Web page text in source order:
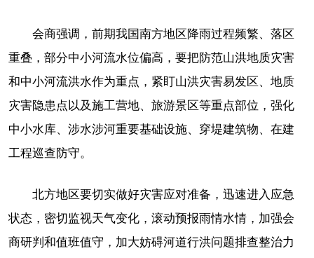
会商强调，前期我国南方地区降雨过程频繁、落区
重叠，部分中小河流水位偏高，要把防范山洪地质灾害
和中小河流洪水作为重点，紧盯山洪灾害易发区、地质
灾害隐患点以及施工营地、旅游景区等重点部位，强化
中小水库、涉水涉河重要基础设施、穿堤建筑物、在建
工程巡查防守。
北方地区要切实做好灾害应对准备，迅速进入应急
状态，密切监视天气变化，滚动预报雨情水情，加强会
商研判和值班值守，加大妨碍河道行洪问题排查整治力